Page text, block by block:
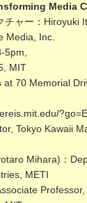
Media
チャー：Hiroyuki
Media, Inc.
5pm,
MIT
at 70 Memorial
Tokyo Kawaii
Mihara)：
METI